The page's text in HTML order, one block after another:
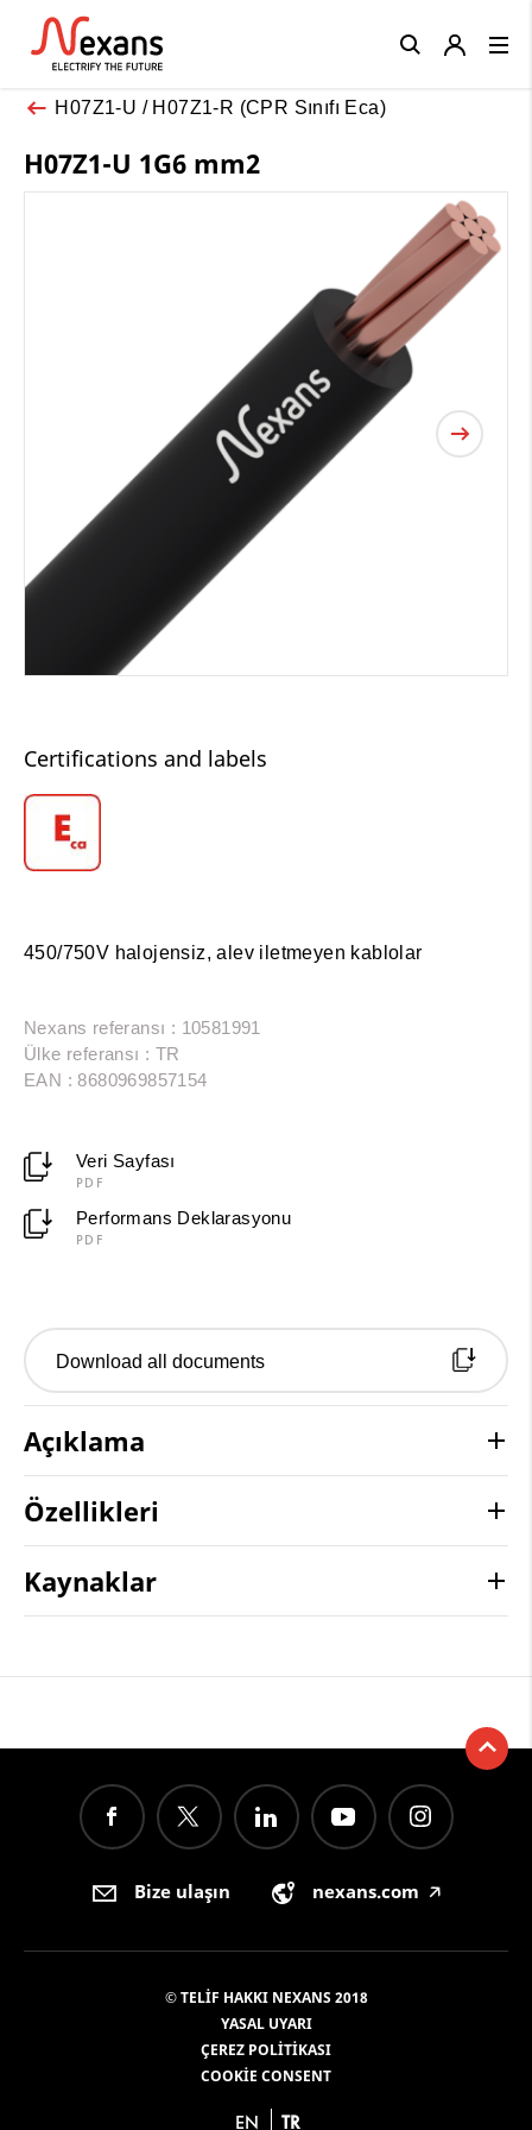
H07Z1-U / H07Z1-R (CPR Sınıfı Eca)
H07Z1-U 1G6 mm2
Certifications and labels
450/750V halojensiz, alev iletmeyen kablolar
Nexans referansı : 10581991
Ülke referansı : TR
EAN : 8680969857154
Veri Sayfası
PDF
Performans Deklarasyonu
PDF
Download all documents
Açıklama
Özellikleri
Kaynaklar
Close
Bize ulaşın nexans.com 🡥
© TELIF HAKKI NEXANS 2018
YASAL UYARI
ÇEREZ POLITIKASI
COOKIE CONSENT
EN TR